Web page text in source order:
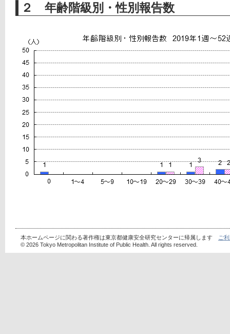
２ 年齢階級別・性別報告数
本ホームページに関わる著作権は東京都健康安全研究センターに帰属します
ご
© 2026 Tokyo Metropolitan Institute of Public Health. All rights reserved.